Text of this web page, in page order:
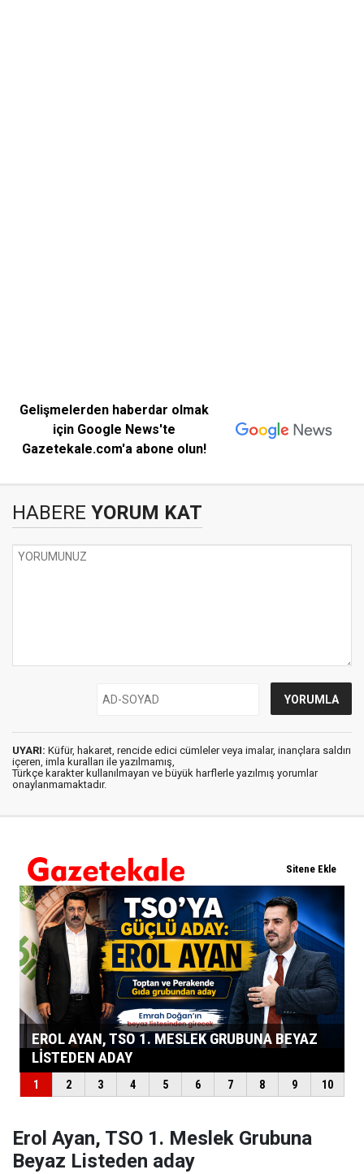
Gelişmelerden haberdar olmak
için Google News'te
Gazetekale.com'a abone olun!
HABERE YORUM KAT
UYARI: Küfür, hakaret, rencide edici cümleler veya imalar, inançlara saldırı
içeren, imla kuralları ile yazılmamış,
Türkçe karakter kullanılmayan ve büyük harflerle yazılmış yorumlar
onaylanmamaktadır.
Erol Ayan, TSO 1. Meslek Grubuna
Beyaz Listeden aday